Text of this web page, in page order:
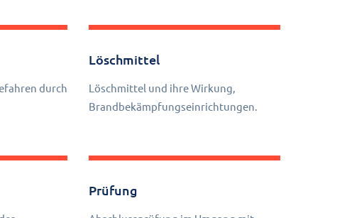
durch
Löschmittel
Löschmittel und ihre Wirkung,
Brandbekämpfungseinrichtungen.
Prüfung